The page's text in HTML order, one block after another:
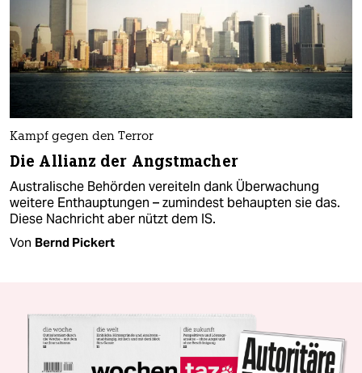
Kampf gegen den Terror
Die Allianz der Angstmacher
Australische Behörden vereiteln dank Überwachung
weitere Enthauptungen – zumindest behaupten sie das.
Diese Nachricht aber nützt dem IS.
Von Bernd Pickert